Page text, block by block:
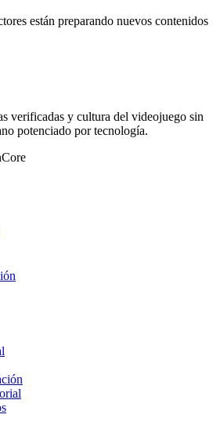
están preparando nuevos contenidos
verificadas y cultura del videojuego sin
potenciado por tecnología.